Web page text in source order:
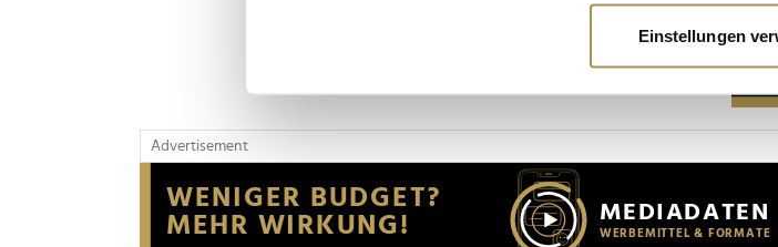
Erfahren Sie mehr darüber, wie Ihre persönlichen Daten
Wir verwenden Cookies, um Inhalte und Anzeigen zu
Website an unsere Partner für soziale Medien, Werbung und
möglicherweise mit weiteren Daten zusammen, die Sie ihnen
der Dienste gesammelt haben.
Einstellungen
Advertisement